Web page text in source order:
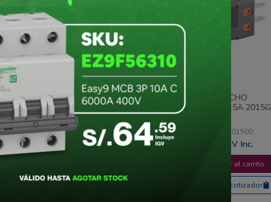
ENCHUFE PLANO 2P 15AMP.
NG 2014DN Bticino
Referencia:075301042
S/ 8.48 IGV Inc.
BTICINO
ENCHUFE MACHO
REVERSIBLE 15A 2015G
Bticino
075301500
IGV Inc.
Agregar al carrito
Agregar al cotizador